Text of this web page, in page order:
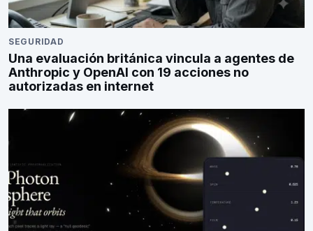
SEGURIDAD
Una evaluación británica vincula a agentes de
Anthropic y OpenAI con 19 acciones no
autorizadas en internet